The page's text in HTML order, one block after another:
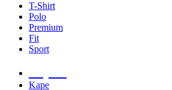
T-Shirt
Polo
Premium
Fit
Sport
Kape